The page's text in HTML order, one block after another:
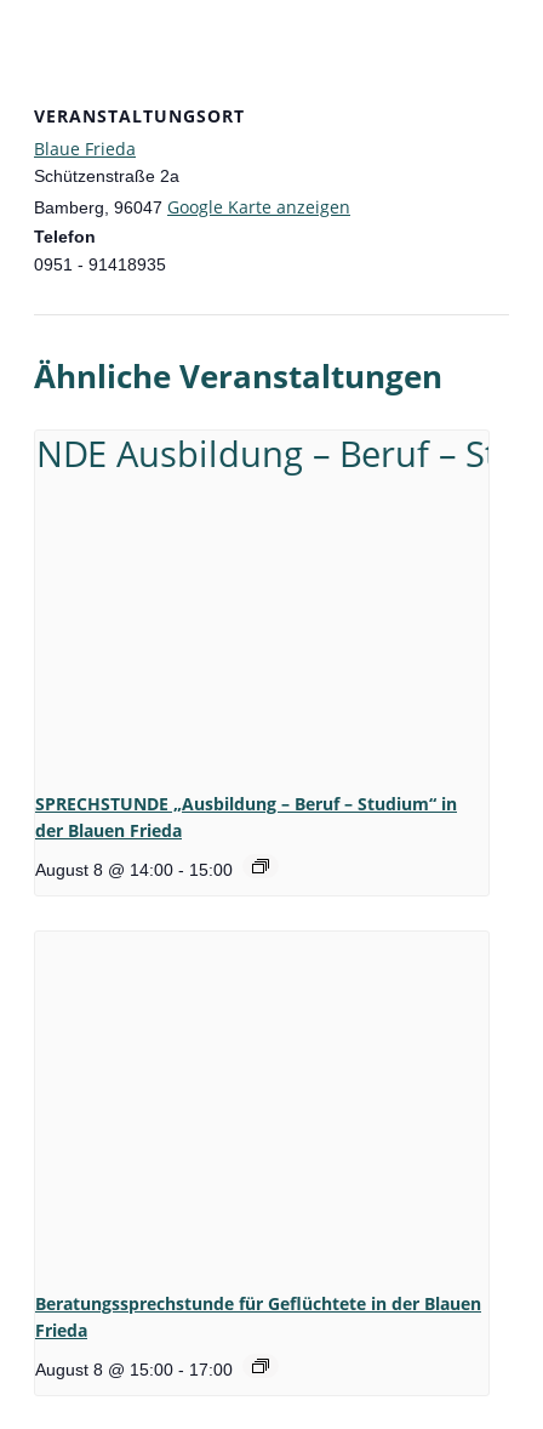
VERANSTALTUNGSORT
Blaue Frieda
Schützenstraße 2a
Bamberg 96047 Google Karte anzeigen
Telefon
0951 - 91418935
Ähnliche Veranstaltungen
SPRECHSTUNDE „Ausbildung – Beruf – Studium“ in
der Blauen Frieda
August 8 @ 14:00 - 15:00
Beratungssprechstunde für Geflüchtete in der Blauen
Frieda
August 8 @ 15:00 - 17:00